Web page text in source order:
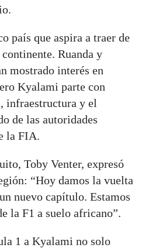
país que aspira a traer de
Ruanda y
mostrado interés en
Kyalami parte con
infraestructura y el
de las autoridades
la FIA.
Toby Venter, expresó
“Hoy damos la vuelta
nuevo capítulo. Estamos
la F1 a suelo africano”.
1 a Kyalami no solo